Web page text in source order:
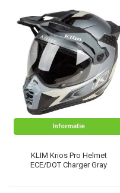
Informatie
KLIM Krios Pro Helmet
ECE/DOT Charger Gray